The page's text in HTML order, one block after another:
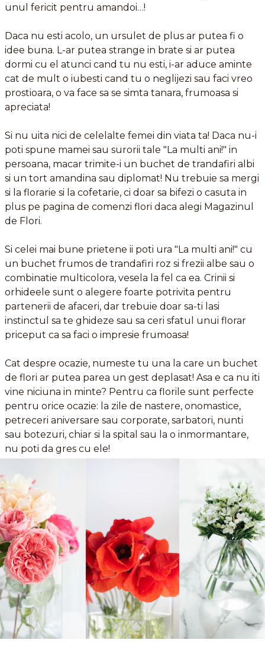
unul fericit pentru amandoi…!
Daca nu esti acolo, un ursulet de plus ar putea fi o
idee buna. L-ar putea strange in brate si ar putea
dormi cu el atunci cand tu nu esti, i-ar aduce aminte
cat de mult o iubesti cand tu o neglijezi sau faci vreo
prostioara, o va face sa se simta tanara, frumoasa si
apreciata!
Si nu uita nici de celelalte femei din viata ta! Daca nu-i
poti spune mamei sau surorii tale "La multi ani!" in
persoana, macar trimite-i un buchet de trandafiri albi
si un tort amandina sau diplomat! Nu trebuie sa mergi
si la florarie si la cofetarie, ci doar sa bifezi o casuta in
plus pe pagina de comenzi flori daca alegi Magazinul
de Flori.
Si celei mai bune prietene ii poti ura "La multi ani!" cu
un buchet frumos de trandafiri roz si frezii albe sau o
combinatie multicolora, vesela la fel ca ea. Crinii si
orhideele sunt o alegere foarte potrivita pentru
partenerii de afaceri, dar trebuie doar sa-ti lasi
instinctul sa te ghideze sau sa ceri sfatul unui florar
priceput ca sa faci o impresie frumoasa!
Cat despre ocazie, numeste tu una la care un buchet
de flori ar putea parea un gest deplasat! Asa e ca nu iti
vine niciuna in minte? Pentru ca florile sunt perfecte
pentru orice ocazie: la zile de nastere, onomastice,
petreceri aniversare sau corporate, sarbatori, nunti
sau botezuri, chiar si la spital sau la o inmormantare,
nu poti da gres cu ele!